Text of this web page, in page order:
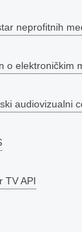
neprofitnih
o elektroničkim
audiovizualni
TV API